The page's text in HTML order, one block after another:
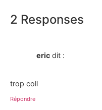
2 Responses
eric dit :
trop coll
Répondre